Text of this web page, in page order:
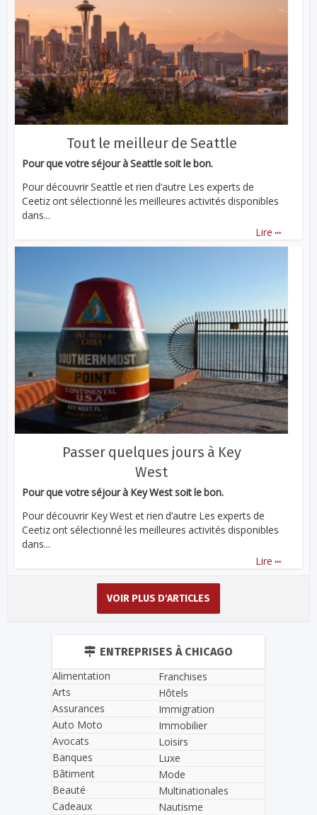
Tout le meilleur de Seattle
Pour que votre séjour à Seattle soit le bon.
Pour découvrir Seattle et rien d’autre Les experts de
Ceetiz ont sélectionné les meilleures activités disponibles
dans...
Lire ...
Passer quelques jours à Key
West
Pour que votre séjour à Key West soit le bon.
Pour découvrir Key West et rien d’autre Les experts de
Ceetiz ont sélectionné les meilleures activités disponibles
dans...
Lire ...
VOIR PLUS D'ARTICLES
ENTREPRISES À CHICAGO
Alimentation
Arts
Assurances
Auto Moto
Avocats
Banques
Bâtiment
Beauté
Cadeaux
Franchises
Hôtels
Immigration
Immobilier
Loisirs
Luxe
Mode
Multinationales
Nautisme